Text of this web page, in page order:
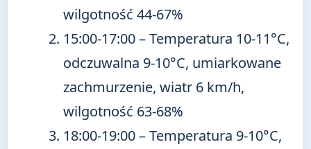
wilgotność 44-67%
15:00-17:00– Temperatura 10-11°C,
odczuwalna 9-10°C, umiarkowane
zachmurzenie, wiatr 6 km/h,
wilgotność 63-68%
18:00-19:00– Temperatura 9-10°C,